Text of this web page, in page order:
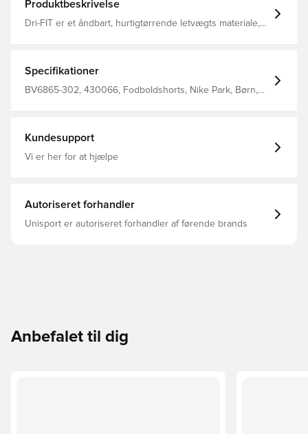
Produktbeskrivelse
Dri-FIT er et åndbart, hurtigtørrende letvægts materiale,
polyester. Personaliser produktet med to bogstaver eller
to tal. Perfekt til initialer eller nummer.
Specifikationer
BV6865-302, 430066, Fodboldshorts, Nike Park, Børn,
Kundesupport
Vi er her for at hjælpe
Autoriseret forhandler
Unisport er autoriseret forhandler af førende brands
Anbefalet til dig